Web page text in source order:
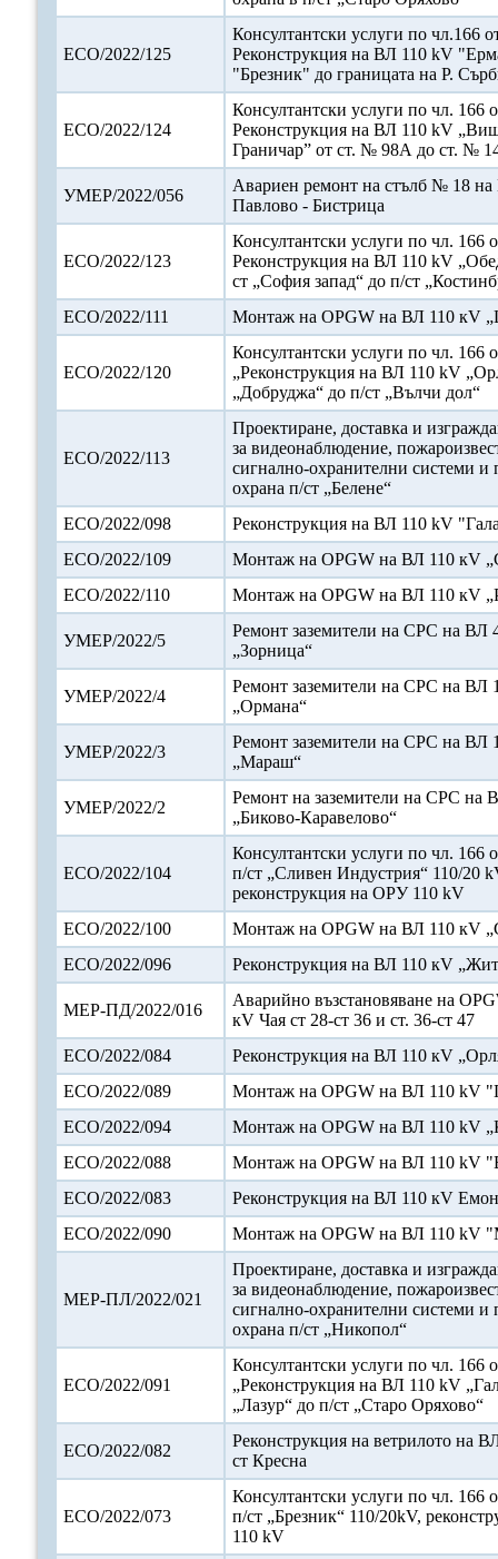
ЕСО/2022/125
Консултантски услуги по чл.166
Реконструкция на ВЛ 110 kV
"Брезник" до границата на Р.
ЕСО/2022/124
Консултантски услуги по чл. 166
Реконструкция на ВЛ 110 kV
Граничар” от ст. № 98А до ст. №
УМЕР/2022/056
Авариен ремонт на стълб № 18
Павлово - Бистрица
ЕСО/2022/123
Консултантски услуги по чл. 166
Реконструкция на ВЛ 110 kV
ст „София запад“ до п/ст
ЕСО/2022/111
Монтаж на OPGW на ВЛ 110 кV
ЕСО/2022/120
Консултантски услуги по чл. 166
„Реконструкция на ВЛ 110 kV
„Добруджа“ до п/ст „Вълчи дол“
ЕСО/2022/113
Проектиране, доставка и
за видеонаблюдение,
сигнално-охранителни системи и
охрана п/ст „Белене“
ЕСО/2022/098
Реконструкция на ВЛ 110 kV
ЕСО/2022/109
Монтаж на OPGW на ВЛ 110 кV
ЕСО/2022/110
Монтаж на OPGW на ВЛ 110 кV
УМЕР/2022/5
Ремонт заземители на СРС на ВЛ
„Зорница“
УМЕР/2022/4
Ремонт заземители на СРС на ВЛ
„Ормана“
УМЕР/2022/3
Ремонт заземители на СРС на ВЛ
„Мараш“
УМЕР/2022/2
Ремонт на заземители на СРС на
„Биково-Каравелово“
ЕСО/2022/104
Консултантски услуги по чл. 166
п/ст „Сливен Индустрия“ 110/20
реконструкция на ОРУ 110 kV
ЕСО/2022/100
Монтаж на OPGW на ВЛ 110 кV
ЕСО/2022/096
Реконструкция на ВЛ 110 кV
МЕР-ПД/2022/016
Аварийно възстановяване на
кV Чая ст 28-ст 36 и ст. 36-ст 47
ЕСО/2022/084
Реконструкция на ВЛ 110 кV
ЕСО/2022/089
Монтаж на OPGW нa ВЛ 110 kV
ЕСО/2022/094
Монтаж на OPGW на ВЛ 110 kV
ЕСО/2022/088
Монтаж на OPGW на ВЛ 110 kV
ЕСО/2022/083
Реконструкция на ВЛ 110 кV
ЕСО/2022/090
Монтаж на OPGW на ВЛ 110 kV
МЕР-ПЛ/2022/021
Проектиране, доставка и
за видеонаблюдение,
сигнално-охранителни системи и
охрана п/ст „Никопол“
ЕСО/2022/091
Консултантски услуги по чл. 166
„Реконструкция на ВЛ 110 kV
„Лазур“ до п/ст „Старо Оряхово“
ЕСО/2022/082
Реконструкция на ветрилото на
ст Кресна
ЕСО/2022/073
Консултантски услуги по чл. 166
п/ст „Брезник“ 110/20kV,
110 kV